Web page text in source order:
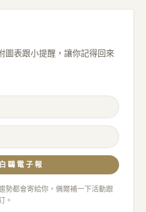
圖表跟小提醒，讓你記得回來
鷗電子報
勢都會寄給你，偶爾補一下活動跟
。